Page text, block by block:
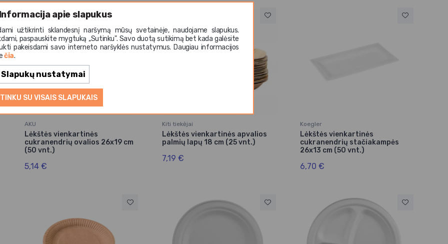
apie slapukus
užtikrinti sklandesnį naršymą mūsų svetainėje, naudojame slapukus.
paspauskite mygtuką ,,Sutinku". Savo duotą sutikimą bet kada galėsite
pakeisdami savo interneto naršyklės nustatymus. Daugiau informacijos
čia.
Slapukų nustatymai
SU VISAIS SLAPUKAIS
AKU
Lėkštės vienkartinės
cukranendrių ovalios 26x19 cm
(50 vnt.)
5,14 €
Kiti tiekėjai
Lėkštės vienkartinės apvalios
palmių lapų 18 cm (25 vnt.)
7,19 €
Koegler
Lėkštės vienkartinės
cukranendrių stačiakampės
26x13 cm (50 vnt.)
6,70 €